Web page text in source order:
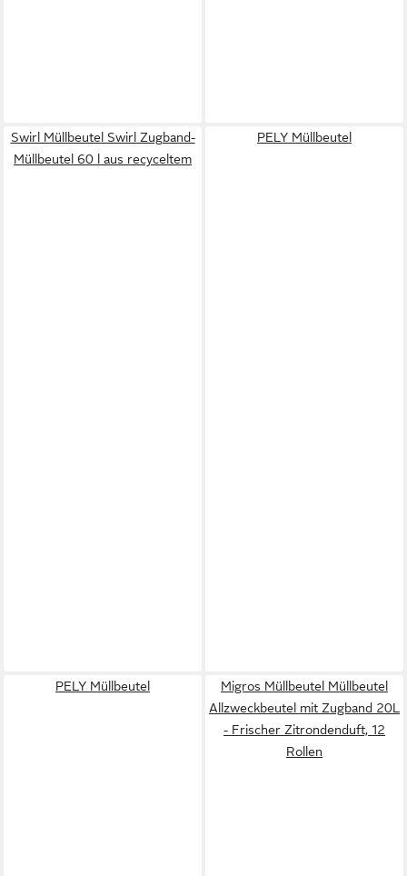
Swirl Müllbeutel Swirl Zugband-
Müllbeutel 60 l aus recyceltem
PELY Müllbeutel
PELY Müllbeutel
Migros Müllbeutel Müllbeutel
Allzweckbeutel mit Zugband 20L
- Frischer Zitrondenduft, 12
Rollen